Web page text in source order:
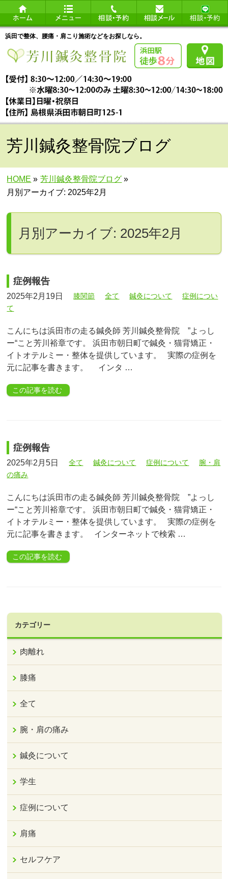
浜田で整体、腰痛・肩こり施術などをお探しなら。
芳川鍼灸整骨院ブログ
HOME » 芳川鍼灸整骨院ブログ »
月別アーカイブ: 2025年2月
月別アーカイブ: 2025年2月
症例報告
2025年2月19日 膝関節 全て 鍼灸について
症例につい
て
こんにちは浜田市の走る鍼灸師 芳川鍼灸整骨院 ”よっし
ー“こと芳川裕章です。 浜田市朝日町で鍼灸・猫背矯正・
イトオテルミー・整体を提供しています。 実際の症例を
元に記事を書きます。 インタ …
この記事を読む
症例報告
2025年2月5日 全て 鍼灸について 症例について
腕・肩
の痛み
こんにちは浜田市の走る鍼灸師 芳川鍼灸整骨院 ”よっし
ー“こと芳川裕章です。 浜田市朝日町で鍼灸・猫背矯正・
イトオテルミー・整体を提供しています。 実際の症例を
元に記事を書きます。 インターネットで検索 …
この記事を読む
カテゴリー
肉離れ
膝痛
全て
腕・肩の痛み
鍼灸について
学生
症例について
肩痛
セルフケア